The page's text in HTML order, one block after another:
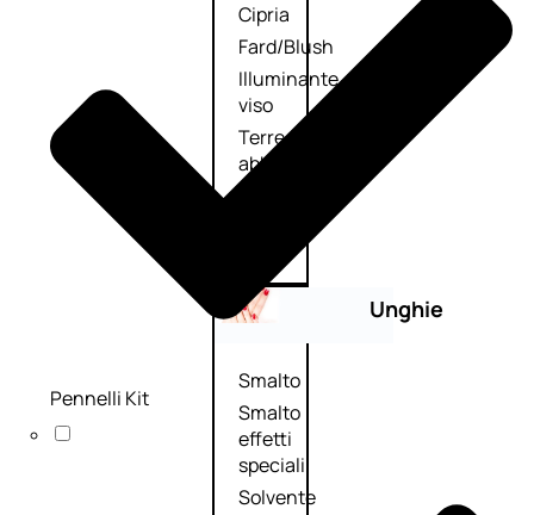
Cipria
Fard/Blush
Illuminante
viso
Terre
abbronzanti
Unghie
Smalto
Smalto
effetti
speciali
Solvente
Pennelli Kit